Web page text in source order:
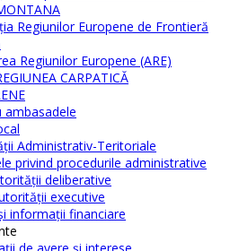
Regiunilor Europene de Frontieră
Regiunilor Europene (ARE)
CARPATICĂ
ambasadele
Administrativ-Teritoriale
privind procedurile administrative
deliberative
executive
informaţii financiare